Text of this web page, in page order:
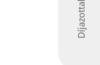
Díjazottak